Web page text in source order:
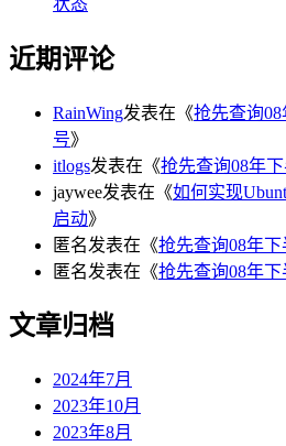
近期评论
RainWing发表在《抢先查询
号》
itlogs发表在《抢先查询08年
jaywee发表在《如何实现
启动》
匿名发表在《抢先查询08年
匿名发表在《抢先查询08年
文章归档
2024年7月
2023年10月
2023年8月